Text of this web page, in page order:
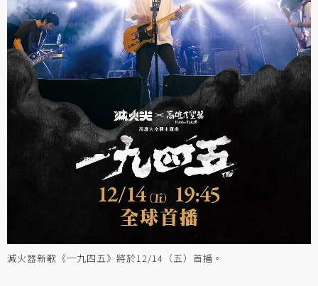
滅火器新歌《一九四五》將於12/14（五）首播。